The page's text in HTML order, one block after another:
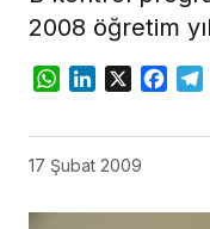
2008 öğretim
WhatsApp
LinkedIn
X
17 Şubat 2009